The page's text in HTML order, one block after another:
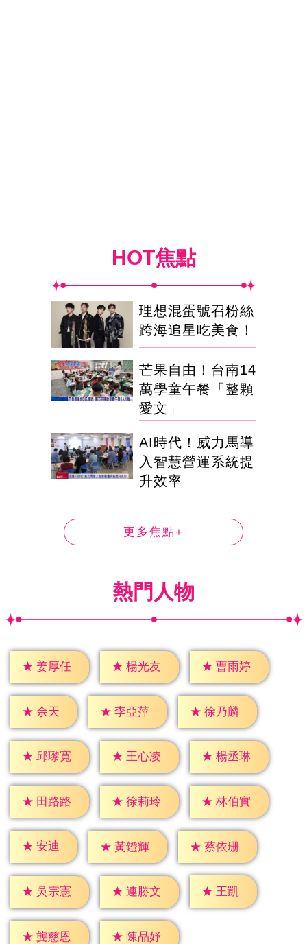
HOT焦點
理想混蛋號召粉絲
跨海追星吃美食！
芒果自由！台南14
萬學童午餐「整顆
愛文」
AI時代！威力馬導
入智慧營運系統提
升效率
更多焦點+
熱門人物
★ 姜厚任 ★ 楊光友 ★ 曹雨婷
★ 余天 ★ 李亞萍 ★ 徐乃麟
★ 邱瓈寬 ★ 王心凌 ★ 楊丞琳
★ 田路路 ★ 徐莉玲 ★ 林伯實
★ 安迪 ★ 黃鐙輝 ★ 蔡依珊
★ 吳宗憲 ★ 連勝文 ★ 王凱
★ 龔慈恩 ★ 陳品妤